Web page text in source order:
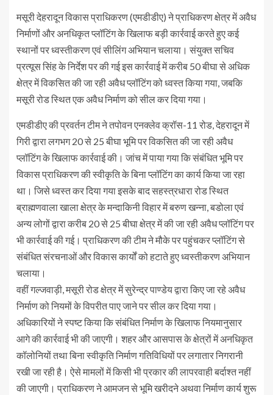
मसूरी देहरादून विकास प्राधिकरण (एमडीडीए) ने प्राधिकरण क्षेत्र में अवैध
निर्माणों और अनधिकृत प्लॉटिंग के खिलाफ बड़ी कार्रवाई करते हुए कई
स्थानों पर ध्वस्तीकरण एवं सीलिंग अभियान चलाया। संयुक्त सचिव
प्रत्यूस सिंह के निर्देश पर की गई इस कार्रवाई में करीब 50 बीघा से अधिक
क्षेत्र में विकसित की जा रही अवैध प्लॉटिंग को ध्वस्त किया गया, जबकि
मसूरी रोड स्थित एक अवैध निर्माण को सील कर दिया गया।
एमडीडीए की प्रवर्तन टीम ने तपोवन एनक्लेव क्रॉस-11 रोड, देहरादून में
गिरी द्वारा लगभग 20 से 25 बीघा भूमि पर विकसित की जा रही अवैध
प्लॉटिंग के खिलाफ कार्रवाई की। जांच में पाया गया कि संबंधित भूमि पर
विकास प्राधिकरण की स्वीकृति के बिना प्लॉटिंग का कार्य किया जा रहा
था। जिसे ध्वस्त कर दिया गया इसके बाद सहस्त्रधारा रोड स्थित
ब्राह्मणवाला खाला क्षेत्र के मन्दाकिनी विहार में बरुण खन्ना, बडोला एवं
अन्य लोगों द्वारा करीब 20 से 25 बीघा क्षेत्र में की जा रही अवैध प्लॉटिंग पर
भी कार्रवाई की गई। प्राधिकरण की टीम ने मौके पर पहुंचकर प्लॉटिंग से
संबंधित संरचनाओं और विकास कार्यों को हटाते हुए ध्वस्तीकरण अभियान
चलाया।
वहीं गल्जवाड़ी, मसूरी रोड क्षेत्र में सुरेन्द्र पाण्डेय द्वारा किए जा रहे अवैध
निर्माण को नियमों के विपरीत पाए जाने पर सील कर दिया गया।
अधिकारियों ने स्पष्ट किया कि संबंधित निर्माण के खिलाफ नियमानुसार
आगे की कार्रवाई भी की जाएगी। शहर और आसपास के क्षेत्रों में अनधिकृत
कॉलोनियों तथा बिना स्वीकृति निर्माण गतिविधियों पर लगातार निगरानी
रखी जा रही है। ऐसे मामलों में किसी भी प्रकार की लापरवाही बर्दाश्त नहीं
की जाएगी। प्राधिकरण ने आमजन से भूमि खरीदने अथवा निर्माण कार्य शुरू